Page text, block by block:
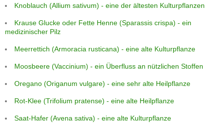
Knoblauch (Allium sativum) - eine der ältesten Kulturpflanzen
Krause Glucke oder Fette Henne (Sparassis crispa) - ein
medizinischer Pilz
Meerrettich (Armoracia rusticana) - eine alte Kulturpflanze
Moosbeere (Vaccinium) - ein Überfluss an nützlichen Stoffen
Oregano (Origanum vulgare) - eine sehr alte Heilpflanze
Rot-Klee (Trifolium pratense) - eine alte Heilpflanze
Saat-Hafer (Avena sativa) - eine alte Kulturpflanze